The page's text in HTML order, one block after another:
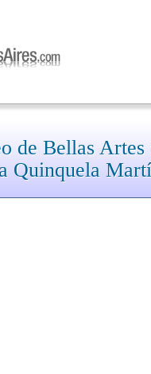
de Bellas Artes
Quinquela